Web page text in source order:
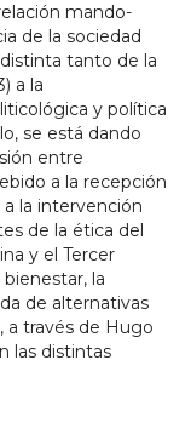
mando-
de la sociedad
tanto de la
a la
y política
se está dando
entre
a la recepción
la intervención
de la ética del
y el Tercer
la
de alternativas
a través de Hugo
las distintas